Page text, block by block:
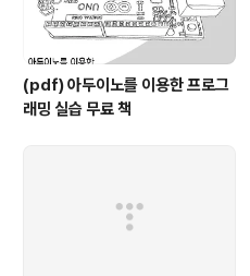
(pdf) 아두이노를 이용한 프로그
래밍 실습 무료 책